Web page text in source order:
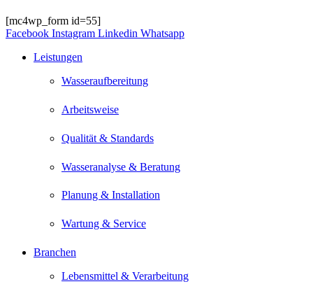
[mc4wp_form id=55]
Facebook Instagram Linkedin Whatsapp
Leistungen
Wasseraufbereitung
Arbeitsweise
Qualität & Standards
Wasseranalyse & Beratung
Planung & Installation
Wartung & Service
Branchen
Lebensmittel & Verarbeitung